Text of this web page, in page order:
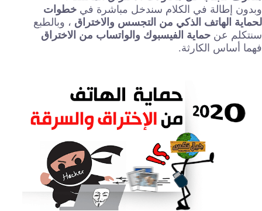
وبدون إطالة في الكلام سندخل مباشرة في خطوات
لحماية الهاتف الذكي من التجسس والاختراق ، وبالطبع
سنتكلم عن حماية الفيسبوك والواتساب من الاختراق
فهما أساس الكارثة.